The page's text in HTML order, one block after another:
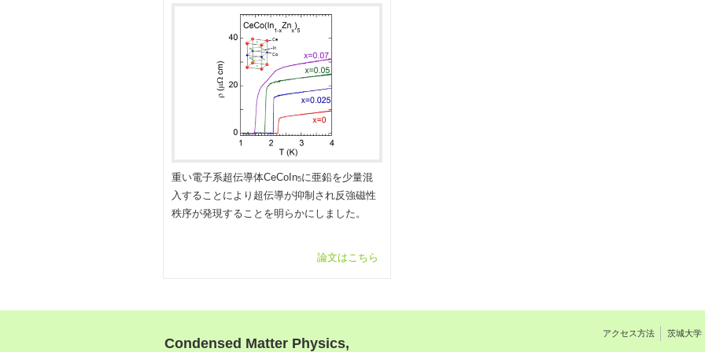
重い電子系超伝導体CeCoIn5に亜鉛を少量混
入することにより超伝導が抑制され反強磁性
秩序が発現することを明らかにしました。
論文はこちら
Condensed Matter Physics,
アクセス方法 茨城大学